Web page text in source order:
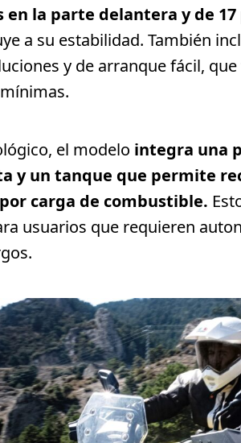
en la parte delantera y de
a su estabilidad. También
y de arranque fácil,
el modelo integra una
y un tanque que permite
carga de combustible.
usuarios que requieren